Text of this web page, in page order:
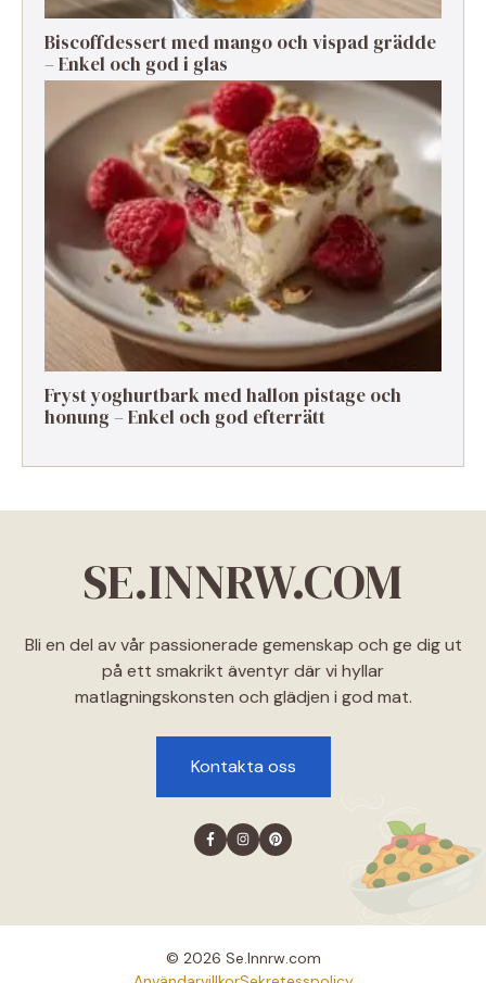
Biscoffdessert med mango och vispad grädde
– Enkel och god i glas
Fryst yoghurtbark med hallon pistage och
honung – Enkel och god efterrätt
SE.INNRW.COM
Bli en del av vår passionerade gemenskap och ge dig ut
på ett smakrikt äventyr där vi hyllar
matlagningskonsten och glädjen i god mat.
Kontakta oss
© 2026 Se.lnnrw.com